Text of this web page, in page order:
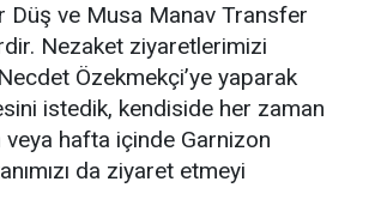
Düş ve Musa Manav Transfer
Nezaket ziyaretlerimizi
Özekmekçi’ye yaparak
istedik, kendiside her zaman
veya hafta içinde Garnizon
da ziyaret etmeyi